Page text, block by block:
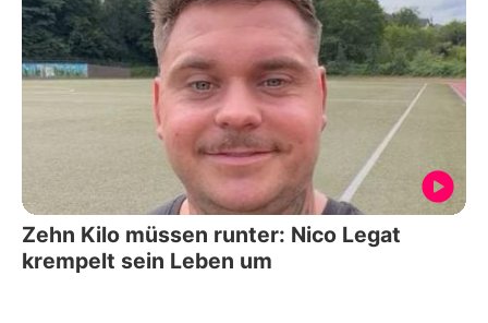
Zehn Kilo müssen runter: Nico Legat
krempelt sein Leben um